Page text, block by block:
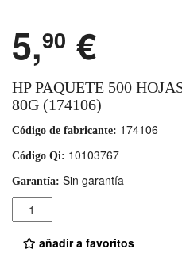
5,90 €
HP PAQUETE 500
80G (174106)
Código de fabricante: 174106
Código Qi: 10103767
Garantía: Sin garantía
Cantidad
añadir a favoritos